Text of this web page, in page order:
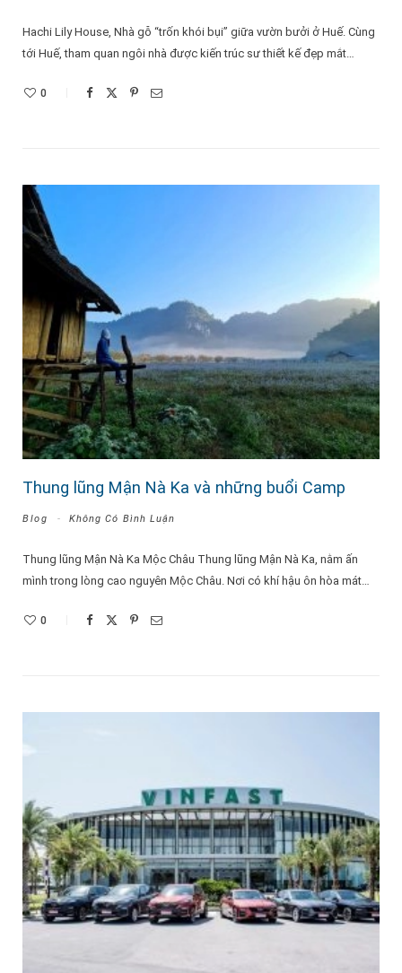
Hachi Lily House, Nhà gỗ “trốn khói bụi” giữa vườn bưởi ở Huế. Cùng
tới Huế, tham quan ngôi nhà được kiến trúc sư thiết kế đẹp mắt…
0
Thung lũng Mận Nà Ka và những buổi Camp
Blog Không Có Bình Luận
Thung lũng Mận Nà Ka Mộc Châu Thung lũng Mận Nà Ka, nằm ấn
mình trong lòng cao nguyên Mộc Châu. Nơi có khí hậu ôn hòa mát…
0